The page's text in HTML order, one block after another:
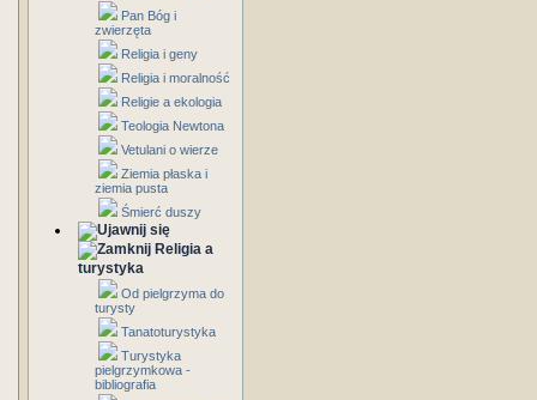
Pan Bóg i
zwierzęta
Religia i geny
Religia i moralność
Religie a ekologia
Teologia Newtona
Vetulani o wierze
Ziemia płaska i
ziemia pusta
Śmierć duszy
Religia a
turystyka
Od pielgrzyma do
turysty
Tanatoturystyka
Turystyka
pielgrzymkowa -
bibliografia